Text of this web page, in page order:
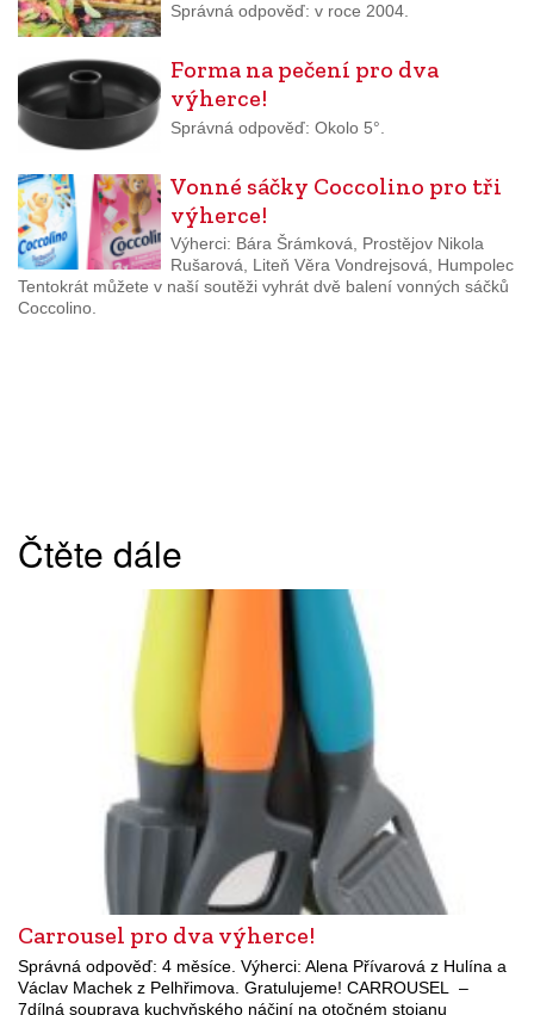
Správná odpověď: v roce 2004.
Forma na pečení pro dva
výherce!
Správná odpověď: Okolo 5°.
Vonné sáčky Coccolino pro tři
výherce!
Výherci: Bára Šrámková, Prostějov Nikola
Rušarová, Liteň Věra Vondrejsová, Humpolec
Tentokrát můžete v naší soutěži vyhrát dvě balení vonných sáčků
Coccolino.
Čtěte dále
Carrousel pro dva výherce!
Správná odpověď: 4 měsíce. Výherci: Alena Přívarová z Hulína a
Václav Machek z Pelhřimova. Gratulujeme! CARROUSEL –
7dílná souprava kuchyňského náčiní na otočném stojanu